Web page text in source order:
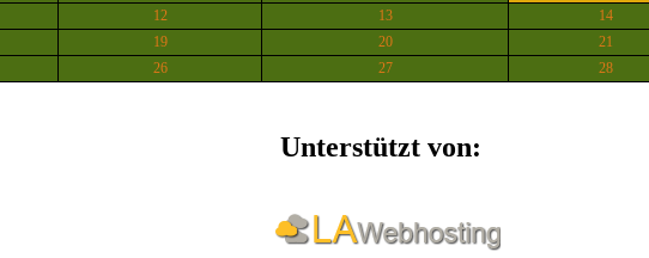
12 13 14
19 20 21
26 27 28
Unterstützt von: